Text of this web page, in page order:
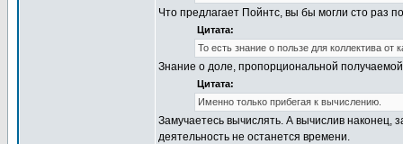
Что предлагает Пойнтс, вы бы могли сто раз
Цитата:
То есть знание о пользе для коллектива от
Знание о доле, пропорциональной
Цитата:
Именно только прибегая к вычислению.
Замучаетесь вычислять. А вычислив наконец,
деятельность не останется времени.